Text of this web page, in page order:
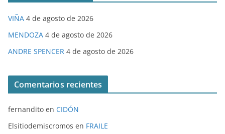
VIÑA 4 de agosto de 2026
MENDOZA 4 de agosto de 2026
ANDRE SPENCER 4 de agosto de 2026
Comentarios recientes
fernandito en CIDÓN
Elsitiodemiscromos en FRAILE